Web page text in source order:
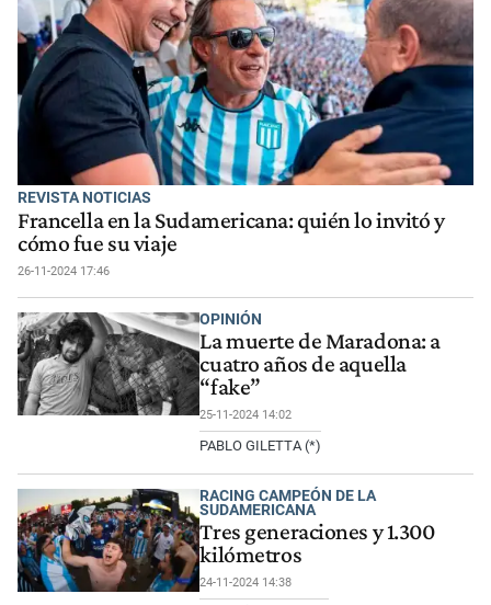
REVISTA NOTICIAS
Francella en la Sudamericana: quién lo invitó y
cómo fue su viaje
26-11-2024 17:46
OPINIÓN
La muerte de Maradona: a
cuatro años de aquella
“fake”
25-11-2024 14:02
PABLO GILETTA (*)
RACING CAMPEÓN DE LA
SUDAMERICANA
Tres generaciones y 1.300
kilómetros
24-11-2024 14:38